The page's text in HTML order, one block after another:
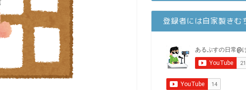
登録者には自家製きむ